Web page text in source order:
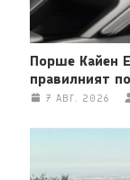
Порше Кайен
правилният
7 АВГ. 2026